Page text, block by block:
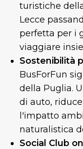
turistiche
Lecce
perfetta per i
viaggiare
Sostenibilità
BusForFun
della Puglia.
di auto,
l'impatto
naturalistica
Social Club